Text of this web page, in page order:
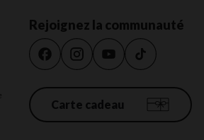
Rejoignez la communauté
Carte cadeau